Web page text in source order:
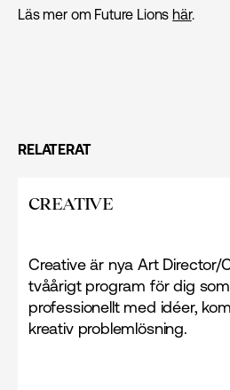
Läs mer om Future Lions här.
RELATERAT
CREATIVE
Creative är nya Art Director/
tvåårigt program för dig
professionellt med idéer,
kreativ problemlösning.